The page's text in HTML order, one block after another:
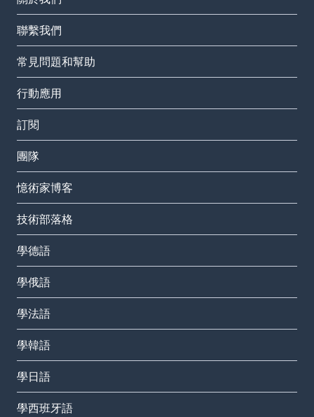
聯繫我們
常見問題和幫助
行動應用
訂閱
團隊
憶術家博客
技術部落格
學德語
學俄語
學法語
學韓語
學日語
學西班牙語